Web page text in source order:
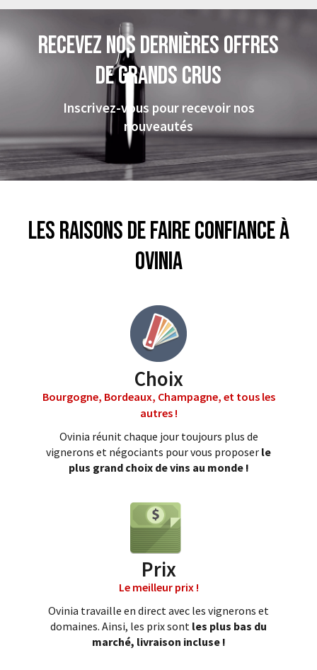
Recevez nos dernières offres
de grands crus
Inscrivez-vous pour recevoir nos
nouveautés
Les raisons de faire confiance à
Ovinia
Choix
Bourgogne, Bordeaux, Champagne, et tous les
autres !
Ovinia réunit chaque jour toujours plus de
vignerons et négociants pour vous proposer le
plus grand choix de vins au monde !
Prix
Le meilleur prix !
Ovinia travaille en direct avec les vignerons et
domaines. Ainsi, les prix sont les plus bas du
marché, livraison incluse !